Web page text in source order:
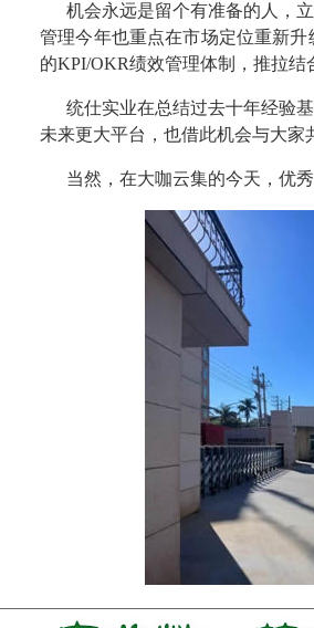
机会永远是留个有准备的人，
管理今年也重点在市场定位重新
的KPI/OKR绩效管理体制，推拉结
统仕实业在总结过去十年经验
未来更大平台，也借此机会与大家
当然，在大咖云集的今天，优